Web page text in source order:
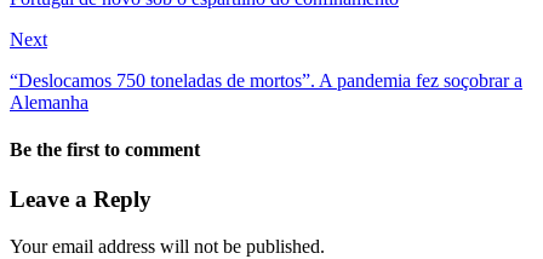
Next
“Deslocamos 750 toneladas de mortos”. A pandemia fez soçobrar a
Alemanha
Be the first to comment
Leave a Reply
Your email address will not be published.